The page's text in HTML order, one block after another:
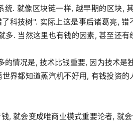
科技树". 实际上这是事后诸葛亮, 错
. 当然这里也有钱的因素, 甚至还有
界都知道蒸汽机不好用, 有钱投资
, 就会变成唯商业模式重要论者, 就